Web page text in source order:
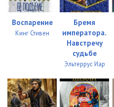
Воспарение
Кинг Стивен
Бремя
императора.
Навстречу
судьбе
Эльтеррус Иар